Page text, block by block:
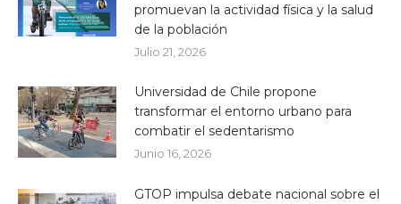
promuevan la actividad física y la salud
de la población
Julio 21, 2026
Universidad de Chile propone
transformar el entorno urbano para
combatir el sedentarismo
Junio 16, 2026
GTOP impulsa debate nacional sobre el